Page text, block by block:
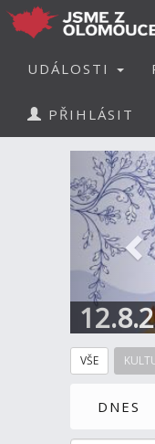
UDÁLOSTI
PŘIHLÁSIT
VŠE
DNES